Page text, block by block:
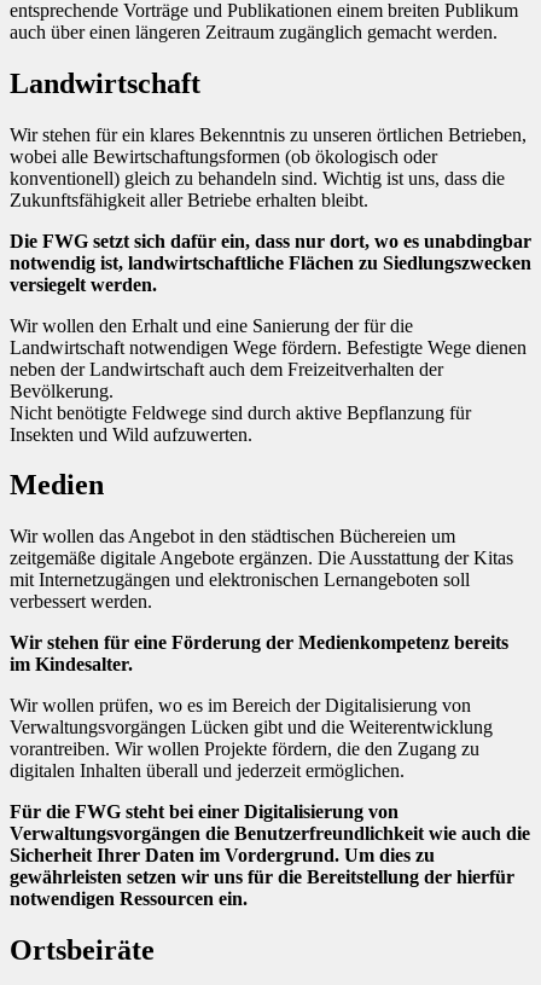
entsprechende Vorträge und Publikationen einem breiten Publikum
auch über einen längeren Zeitraum zugänglich gemacht werden.
Landwirtschaft
Wir stehen für ein klares Bekenntnis zu unseren örtlichen Betrieben,
wobei alle Bewirtschaftungsformen (ob ökologisch oder
konventionell) gleich zu behandeln sind. Wichtig ist uns, dass die
Zukunftsfähigkeit aller Betriebe erhalten bleibt.
Die FWG setzt sich dafür ein, dass nur dort, wo es unabdingbar
notwendig ist, landwirtschaftliche Flächen zu Siedlungszwecken
versiegelt werden.
Wir wollen den Erhalt und eine Sanierung der für die
Landwirtschaft notwendigen Wege fördern. Befestigte Wege dienen
neben der Landwirtschaft auch dem Freizeitverhalten der
Bevölkerung.
Nicht benötigte Feldwege sind durch aktive Bepflanzung für
Insekten und Wild aufzuwerten.
Medien
Wir wollen das Angebot in den städtischen Büchereien um
zeitgemäße digitale Angebote ergänzen. Die Ausstattung der Kitas
mit Internetzugängen und elektronischen Lernangeboten soll
verbessert werden.
Wir stehen für eine Förderung der Medienkompetenz bereits
im Kindesalter.
Wir wollen prüfen, wo es im Bereich der Digitalisierung von
Verwaltungsvorgängen Lücken gibt und die Weiterentwicklung
vorantreiben. Wir wollen Projekte fördern, die den Zugang zu
digitalen Inhalten überall und jederzeit ermöglichen.
Für die FWG steht bei einer Digitalisierung von
Verwaltungsvorgängen die Benutzerfreundlichkeit wie auch die
Sicherheit Ihrer Daten im Vordergrund. Um dies zu
gewährleisten setzen wir uns für die Bereitstellung der hierfür
notwendigen Ressourcen ein.
Ortsbeiräte